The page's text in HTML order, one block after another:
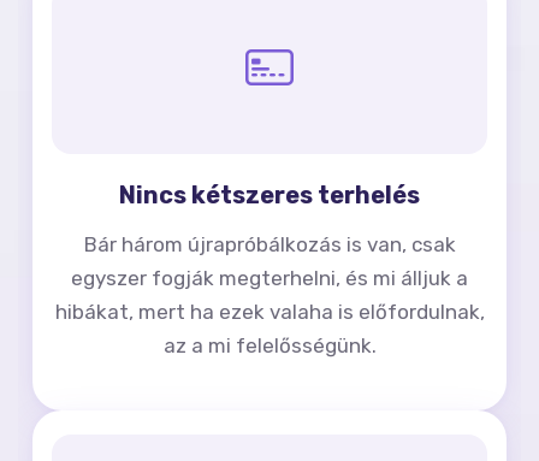
Nincs kétszeres terhelés
Bár három újrapróbálkozás is van, csak
egyszer fogják megterhelni, és mi álljuk a
hibákat, mert ha ezek valaha is előfordulnak,
az a mi felelősségünk.